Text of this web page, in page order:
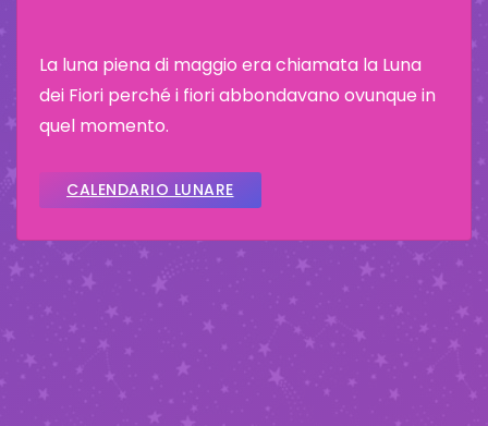
La luna piena di maggio era chiamata la Luna
dei Fiori perché i fiori abbondavano ovunque in
quel momento.
CALENDARIO LUNARE